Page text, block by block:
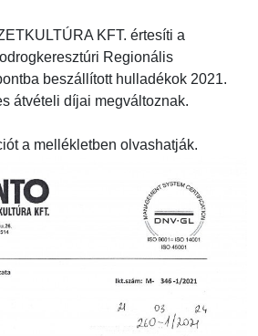
KFT. értesíti a
Regionális
beszállított hulladékok 2021.
átvételi díjai megváltoznak.
a mellékletben olvashatják.